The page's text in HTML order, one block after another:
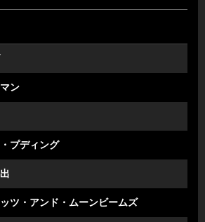
ン
プディング
ツ・アンド・ムーンビームズ